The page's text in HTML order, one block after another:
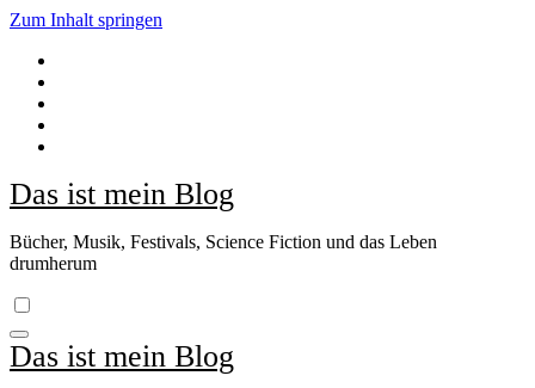
Zum Inhalt springen
Das ist mein Blog
Bücher, Musik, Festivals, Science Fiction und das Leben
drumherum
Das ist mein Blog